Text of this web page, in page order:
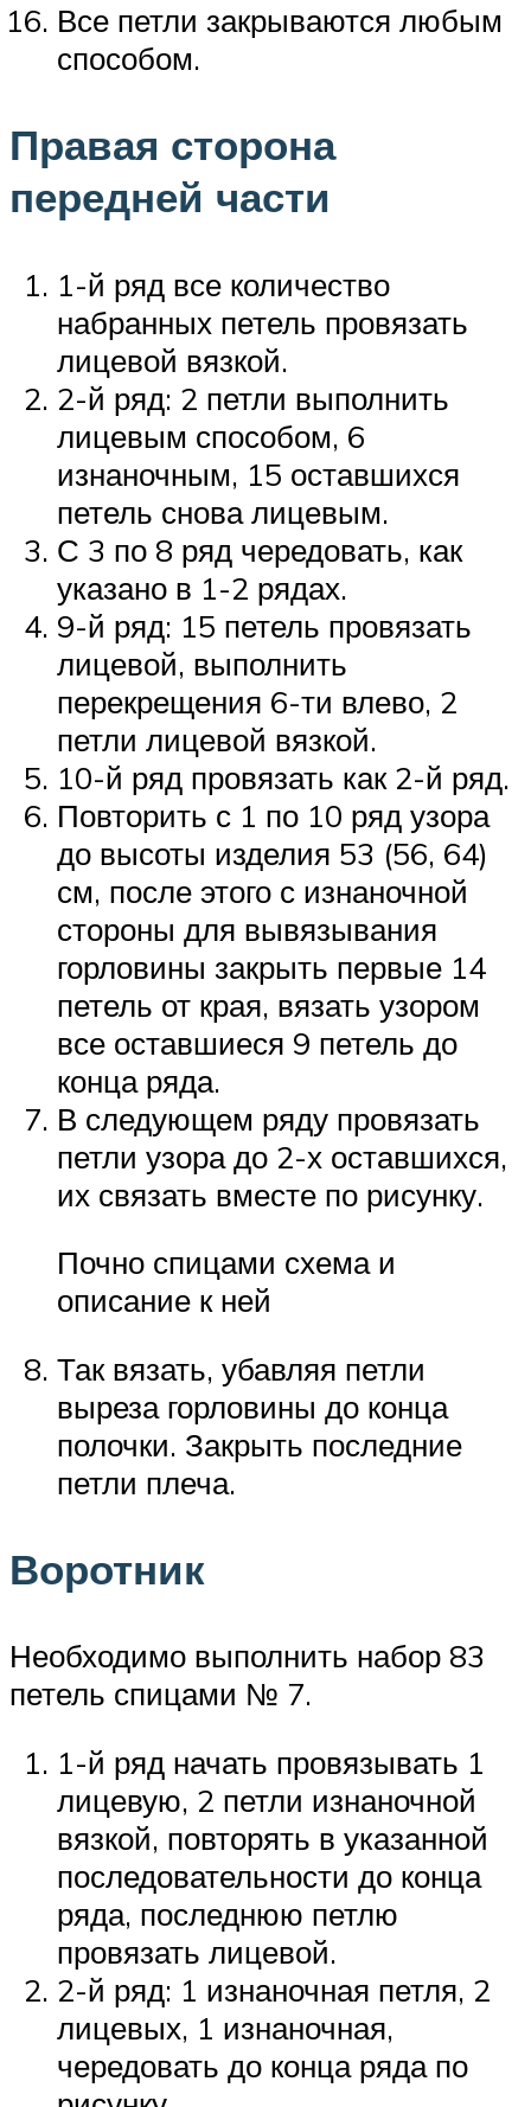
Все петли закрываются любым
способом.
Правая сторона
передней части
1-й ряд все количество
набранных петель провязать
лицевой вязкой.
2-й ряд: 2 петли выполнить
лицевым способом, 6
изнаночным, 15 оставшихся
петель снова лицевым.
С 3 по 8 ряд чередовать, как
указано в 1-2 рядах.
9-й ряд: 15 петель провязать
лицевой, выполнить
перекрещения 6-ти влево, 2
петли лицевой вязкой.
10-й ряд провязать как 2-й ряд.
Повторить с 1 по 10 ряд узора
до высоты изделия 53 (56, 64)
см, после этого с изнаночной
стороны для вывязывания
горловины закрыть первые 14
петель от края, вязать узором
все оставшиеся 9 петель до
конца ряда.
В следующем ряду провязать
петли узора до 2-х оставшихся,
их связать вместе по рисунку.
Почно спицами схема и
описание к ней
Так вязать, убавляя петли
выреза горловины до конца
полочки. Закрыть последние
петли плеча.
Воротник
Необходимо выполнить набор 83
петель спицами № 7.
1-й ряд начать провязывать 1
лицевую, 2 петли изнаночной
вязкой, повторять в указанной
последовательности до конца
ряда, последнюю петлю
провязать лицевой.
2-й ряд: 1 изнаночная петля, 2
лицевых, 1 изнаночная,
чередовать до конца ряда по